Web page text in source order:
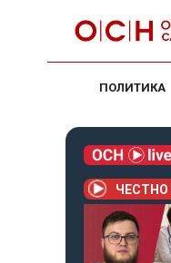
ПОЛИТИКА
ЧЕСТНО